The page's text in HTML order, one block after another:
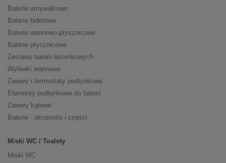
Baterie umywalkowe
Baterie bidetowe
Baterie wannowo-prysznicowe
Baterie prysznicowe
Zestawy baterii łazienkowych
Wylewki wannowe
Zawory i termostaty podtynkowe
Elementy podtynkowe do baterii
Zawory kątowe
Baterie - akcesoria i części
Miski WC / Toalety
Miski WC